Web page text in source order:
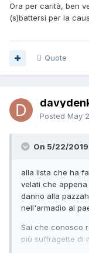
Ora per carità, ben
(s)battersi per la
Quote
Posted May
On 5/22/
alla lista che ha
velati che
danno alla
nell'armadio al
Sai che conosco
più suffragette di